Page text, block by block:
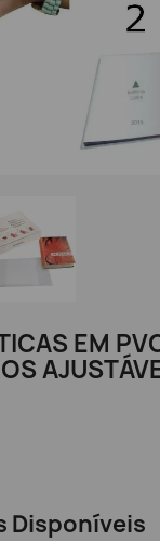
EM
Disponíveis